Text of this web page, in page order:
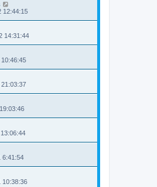
12:44:15
14:31:44
6:41:54
10:38:36